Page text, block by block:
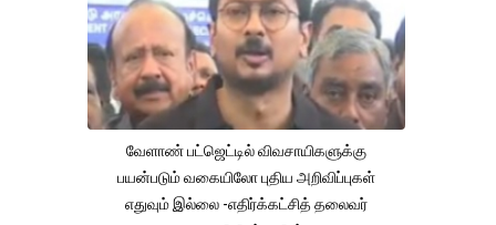
வேளாண் பட்ஜெட்டில் விவசாயிகளுக்கு
பயன்படும் வகையிலோ புதிய அறிவிப்புகள்
எதுவும் இல்லை -எதிர்க்கட்சித் தலைவர்